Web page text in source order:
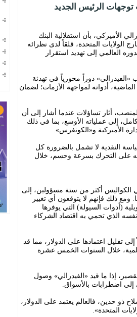
توجهات الرئيس الجديد
الأميركي، بأن استقلالية البنك
الولايات المتحدة، قلقاً لدى نظرائه
العالمي إلى تهديد استقرار
«الفيدرالي» دوراً محورياً في تهدئة
أدواته لمواجهة الأزمات؛ لضمان
أثار تساؤلات عندما أشار إلى أن
إلى عملياته الأوسع، بما في ذلك
الأميركية و«الكونغرس».
النقدية لا تشمل بالضرورة كل
على التحرك بسرعة وحسم، خلال
الكواليس أكثر من ستة مسؤولين، إلى
ذلك فإنهم لا يتوقعون أي تغيير
(أدوات السيولة) التي يوفرها
نفسه الذي تحمي به اقتصاد الشركاء
تقليل اعتمادها على الدولار، مما قد
خلال السنوات الخمس عشرة
إذا ما قيد «الفيدرالي» وصول
إلى اضطرابات بالأسواق.
ذو حدين، فالعالم يعتمد على الدولار،
المتحدة».